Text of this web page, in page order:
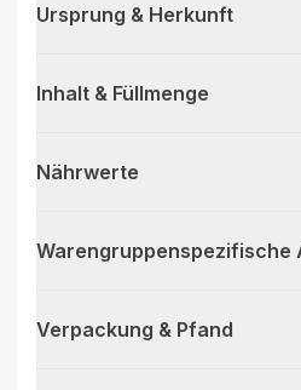
Ursprung & Herkunft
Inhalt & Füllmenge
Nährwerte
Warengruppenspezifische
Verpackung & Pfand